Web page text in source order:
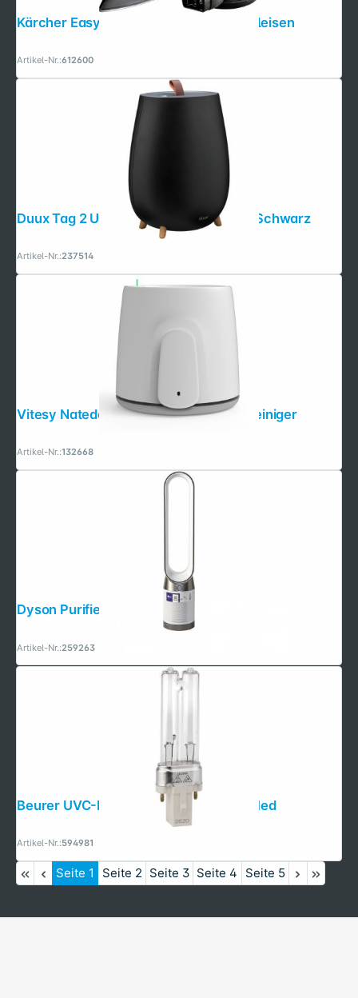
Kärcher EasyFinish Dampfdruck-Bügeleisen
Artikel-Nr.:612600
Duux Tag 2 Ultrasonic Luftbefeuchter Schwarz
Artikel-Nr.:237514
Vitesy Natede Smart Natürlicher Luftreiniger
Artikel-Nr.:132668
Artikel-Nr.:259263
Beurer UVC-Lampe für MK 500 MareMed
Artikel-Nr.:594981
Seite 1 Seite 2 Seite 3 Seite 4 Seite 5